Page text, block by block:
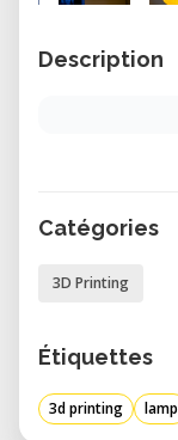
Description
Catégories
3D Printing
Étiquettes
3d printing lamp